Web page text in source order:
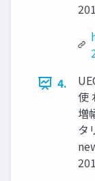
4.
使
増
タ